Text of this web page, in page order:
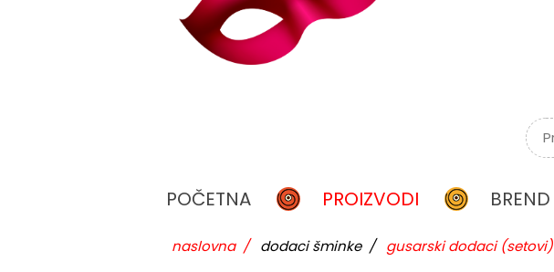
POČETNA PROIZVODI BREND
naslovna / dodaci šminke / gusarski dodaci (setovi)